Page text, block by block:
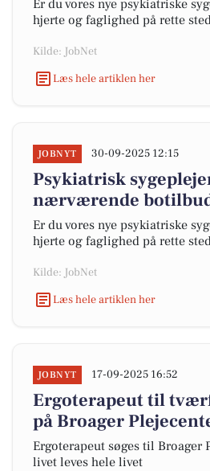
Er du vores nye psykiatriske
hjerte og faglighed på rette
Kilde: JobNet
Læs hele artiklen her
JOBNYT 30-09-2025 12:15
Psykiatrisk
nærværende
Er du vores nye psykiatriske
hjerte og faglighed på rette
Kilde: JobNet
Læs hele artiklen her
JOBNYT 17-09-2025 16:52
Ergoterapeut til
på Broager
Ergoterapeut søges til Broager
livet leves hele livet